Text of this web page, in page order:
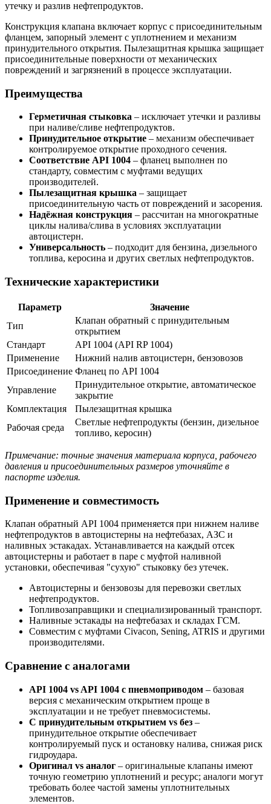
утечку и разлив нефтепродуктов.
Конструкция клапана включает корпус с присоединительным
фланцем, запорный элемент с уплотнением и механизм
принудительного открытия. Пылезащитная крышка защищает
присоединительные поверхности от механических
повреждений и загрязнений в процессе эксплуатации.
Преимущества
Герметичная стыковка – исключает утечки и разливы
при наливе/сливе нефтепродуктов.
Принудительное открытие – механизм обеспечивает
контролируемое открытие проходного сечения.
Соответствие API 1004 – фланец выполнен по
стандарту, совместим с муфтами ведущих
производителей.
Пылезащитная крышка – защищает
присоединительную часть от повреждений и засорения.
Надёжная конструкция – рассчитан на многократные
циклы налива/слива в условиях эксплуатации
автоцистерн.
Универсальность – подходит для бензина, дизельного
топлива, керосина и других светлых нефтепродуктов.
Технические характеристики
Параметр
Значение
Тип
Клапан обратный с принудительным
открытием
Стандарт
API 1004 (API RP 1004)
Применение
Нижний налив автоцистерн, бензовозов
Присоединение Фланец по API 1004
Управление
Принудительное открытие, автоматическое
закрытие
Комплектация
Пылезащитная крышка
Рабочая среда
Светлые нефтепродукты (бензин, дизельное
топливо, керосин)
Примечание: точные значения материала корпуса, рабочего
давления и присоединительных размеров уточняйте в
паспорте изделия.
Применение и совместимость
Клапан обратный API 1004 применяется при нижнем наливе
нефтепродуктов в автоцистерны на нефтебазах, АЗС и
наливных эстакадах. Устанавливается на каждый отсек
автоцистерны и работает в паре с муфтой наливной
установки, обеспечивая "сухую" стыковку без утечек.
Автоцистерны и бензовозы для перевозки светлых
нефтепродуктов.
Топливозаправщики и специализированный транспорт.
Наливные эстакады на нефтебазах и складах ГСМ.
Совместим с муфтами Civacon, Sening, ATRIS и другими
производителями.
Сравнение с аналогами
API 1004 vs API 1004 с пневмоприводом – базовая
версия с механическим открытием проще в
эксплуатации и не требует пневмосистемы.
С принудительным открытием vs без –
принудительное открытие обеспечивает
контролируемый пуск и остановку налива, снижая риск
гидроудара.
Оригинал vs аналог – оригинальные клапаны имеют
точную геометрию уплотнений и ресурс; аналоги могут
требовать более частой замены уплотнительных
элементов.